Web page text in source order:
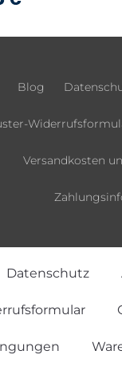
Blog
Versandkosten
Datenschutz